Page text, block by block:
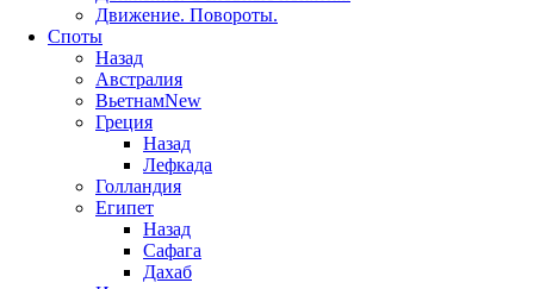
Движение. Повороты.
Споты
Назад
Австралия
ВьетнамNew
Греция
Назад
Лефкада
Голландия
Египет
Назад
Сафага
Дахаб